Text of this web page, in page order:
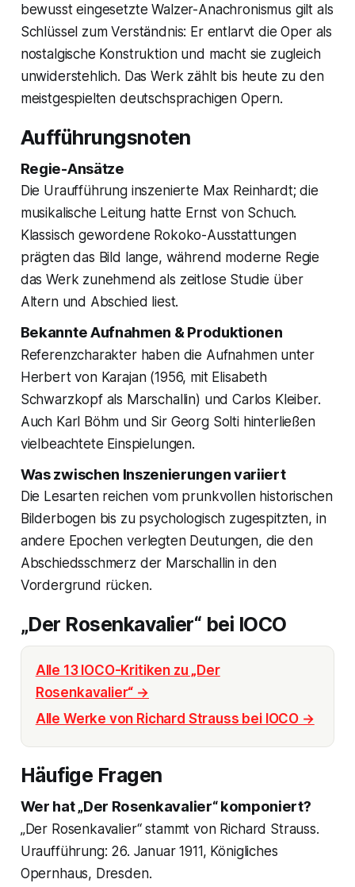
bewusst eingesetzte Walzer-Anachronismus gilt als
Schlüssel zum Verständnis: Er entlarvt die Oper als
nostalgische Konstruktion und macht sie zugleich
unwiderstehlich. Das Werk zählt bis heute zu den
meistgespielten deutschsprachigen Opern.
Aufführungsnoten
Regie-Ansätze
Die Uraufführung inszenierte Max Reinhardt; die
musikalische Leitung hatte Ernst von Schuch.
Klassisch gewordene Rokoko-Ausstattungen
prägten das Bild lange, während moderne Regie
das Werk zunehmend als zeitlose Studie über
Altern und Abschied liest.
Bekannte Aufnahmen & Produktionen
Referenzcharakter haben die Aufnahmen unter
Herbert von Karajan (1956, mit Elisabeth
Schwarzkopf als Marschallin) und Carlos Kleiber.
Auch Karl Böhm und Sir Georg Solti hinterließen
vielbeachtete Einspielungen.
Was zwischen Inszenierungen variiert
Die Lesarten reichen vom prunkvollen historischen
Bilderbogen bis zu psychologisch zugespitzten, in
andere Epochen verlegten Deutungen, die den
Abschiedsschmerz der Marschallin in den
Vordergrund rücken.
„Der Rosenkavalier“ bei IOCO
Alle 13 IOCO-Kritiken zu „Der
Rosenkavalier“ →
Alle Werke von Richard Strauss bei IOCO →
Häufige Fragen
Wer hat „Der Rosenkavalier“ komponiert?
„Der Rosenkavalier“ stammt von Richard Strauss.
Uraufführung: 26. Januar 1911, Königliches
Opernhaus, Dresden.